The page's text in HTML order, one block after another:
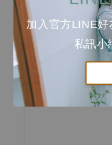
加入官方LINE
私訊小